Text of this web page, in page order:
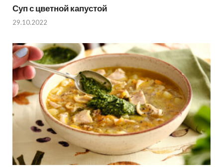
Суп с цветной капустой
29.10.2022